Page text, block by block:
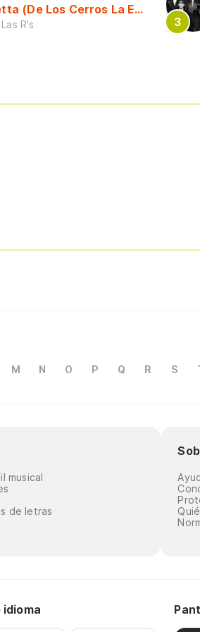
(De Los Cerros La Escuela)
R's
M N O P Q R S
musical
de letras
idioma